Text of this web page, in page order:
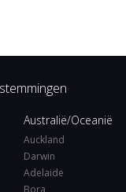
Australië/Oceanië
Auckland
Darwin
Adelaide
Bora